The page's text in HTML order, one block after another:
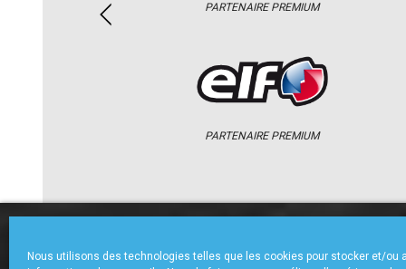
Nous utilisons des technologies telles que les cookies pour stocker et/ou
PARTENAIRE PREMIUM
PARTENAIRE PREMIUM
ACCUEIL CHAMPIONNAT